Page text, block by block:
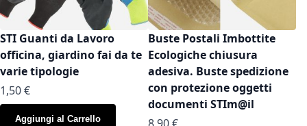
STI Guanti da Lavoro
officina, giardino fai da te
varie tipologie
As low as
1,50 €
Aggiungi al Carrello
Buste Postali Imbottite
Ecologiche chiusura
adesiva. Buste spedizione
con protezione oggetti
documenti STIm@il
As low as